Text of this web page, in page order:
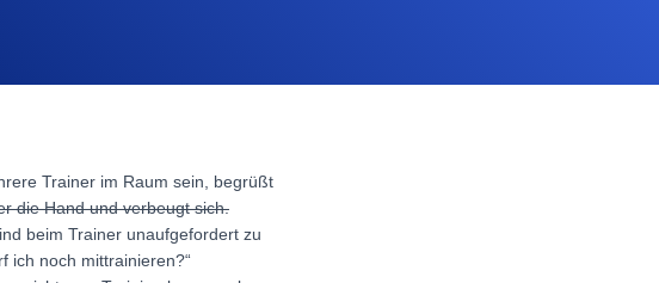
Trainer im Raum sein, begrüßt
die Hand und verbeugt sich.
beim Trainer unaufgefordert zu
ich noch mittrainieren?“